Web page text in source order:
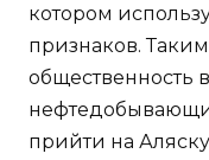
котором
признаков.
общественность
прийти на